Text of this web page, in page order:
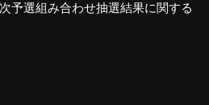
予選組み合わせ抽選結果に関する